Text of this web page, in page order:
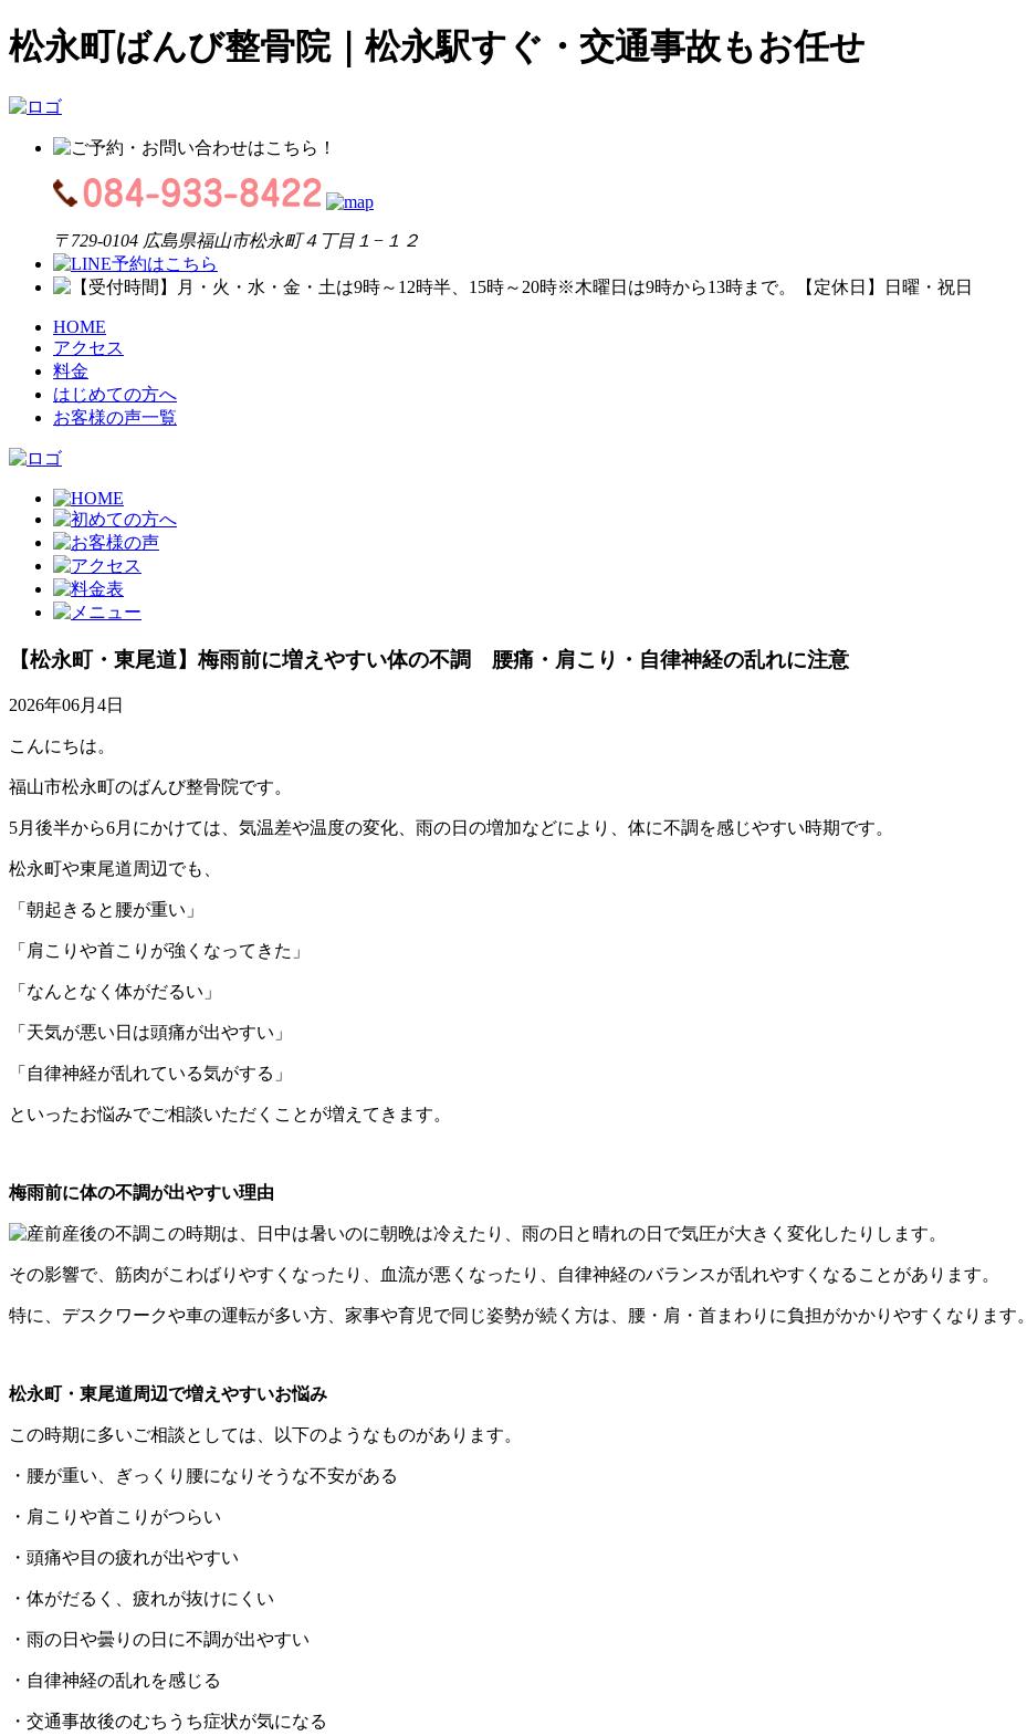
松永町ばんび整骨院｜松永駅すぐ・交通事故もお任せ
〒729-0104 広島県福山市松永町４丁目１−１２
HOME
アクセス
料金
はじめての方へ
お客様の声一覧
【松永町・東尾道】梅雨前に増えやすい体の不調 腰痛・肩こり・自律神経の乱れに注意
2026年06月4日
こんにちは。
福山市松永町のばんび整骨院です。
5月後半から6月にかけては、気温差や温度の変化、雨の日の増加などにより、体に不調を感じやすい時期です。
松永町や東尾道周辺でも、
「朝起きると腰が重い」
「肩こりや首こりが強くなってきた」
「なんとなく体がだるい」
「天気が悪い日は頭痛が出やすい」
「自律神経が乱れている気がする」
といったお悩みでご相談いただくことが増えてきます。
梅雨前に体の不調が出やすい理由
この時期は、日中は暑いのに朝晩は冷えたり、雨の日と晴れの日で気圧が大きく変化したりします。
その影響で、筋肉がこわばりやすくなったり、血流が悪くなったり、自律神経のバランスが乱れやすくなることがあります。
特に、デスクワークや車の運転が多い方、家事や育児で同じ姿勢が続く方は、腰・肩・首まわりに負担がかかりやすくなります。
松永町・東尾道周辺で増えやすいお悩み
この時期に多いご相談としては、以下のようなものがあります。
・腰が重い、ぎっくり腰になりそうな不安がある
・肩こりや首こりがつらい
・頭痛や目の疲れが出やすい
・体がだるく、疲れが抜けにくい
・雨の日や曇りの日に不調が出やすい
・自律神経の乱れを感じる
・交通事故後のむちうち症状が気になる